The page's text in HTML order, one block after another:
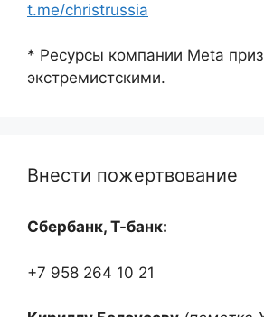
t.me/christrussia
* Ресурсы компании Meta
экстремистскими.
Внести пожертвование
Сбербанк, Т-банк:
+7 958 264 10 21